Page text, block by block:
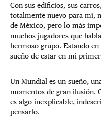
Con sus edificios, sus
totalmente nuevo para mí,
de México, pero lo más
muchos jugadores que
hermoso grupo. Estando
sueño de estar en mi
Un Mundial es un sueño,
momentos de gran ilusión.
es algo inexplicable,
pensarlo.